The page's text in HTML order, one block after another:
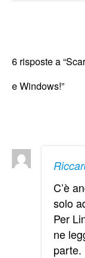
6 risposte a
e Windows!”
C’è
solo
Per
ne
parte.